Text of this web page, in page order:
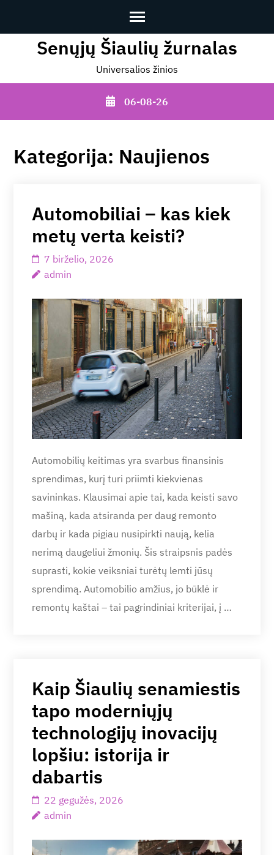
Senųjų Šiaulių žurnalas
Universalios žinios
06-08-26
Kategorija: Naujienos
Automobiliai – kas kiek
metų verta keisti?
7 birželio, 2026
admin
Automobilių keitimas yra svarbus finansinis
sprendimas, kurį turi priimti kiekvienas
savininkas. Klausimai apie tai, kada keisti savo
mašiną, kada atsiranda per daug remonto
darbų ir kada pigiau nusipirkti naują, kelia
nerimą daugeliui žmonių. Šis straipsnis padės
suprasti, kokie veiksniai turėtų lemti jūsų
sprendimą. Automobilio amžius, jo būklė ir
remontų kaštai – tai pagrindiniai kriterijai, į …
Kaip Šiaulių senamiestis
tapo moderniųjų
technologijų inovacijų
lopšiu: istorija ir
dabartis
22 gegužės, 2026
admin